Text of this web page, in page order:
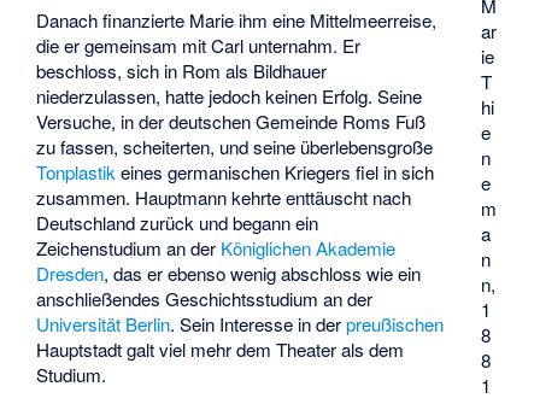
ar
ie
T
hi
e
n
e
m
a
n
n,
1
8
8
1
Danach finanzierte Marie ihm eine Mittelmeerreise,
die er gemeinsam mit Carl unternahm. Er
beschloss, sich in Rom als Bildhauer
niederzulassen, hatte jedoch keinen Erfolg. Seine
Versuche, in der deutschen Gemeinde Roms Fuß
zu fassen, scheiterten, und seine überlebensgroße
Tonplastik eines germanischen Kriegers fiel in sich
zusammen. Hauptmann kehrte enttäuscht nach
Deutschland zurück und begann ein
Zeichenstudium an der Königlichen Akademie
Dresden, das er ebenso wenig abschloss wie ein
anschließendes Geschichtsstudium an der
Universität Berlin. Sein Interesse in derpreußischen
Hauptstadt galt viel mehr dem Theater als dem
Studium.